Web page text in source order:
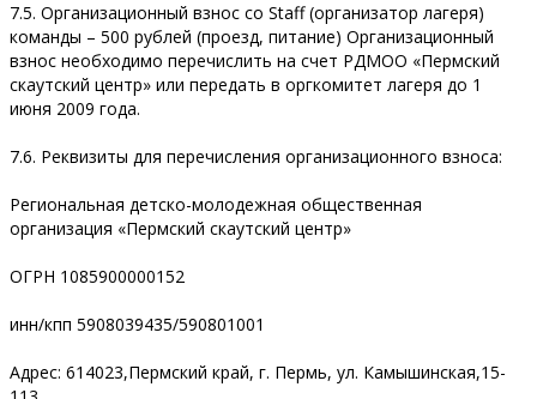
7.5. Организационный взнос со Staff (организатор лагеря)
команды – 500 рублей (проезд, питание) Организационный
взнос необходимо перечислить на счет РДМОО «Пермский
скаутский центр» или передать в оргкомитет лагеря до 1
июня 2009 года.
7.6. Реквизиты для перечисления организационного взноса:
Региональная детско-молодежная общественная
организация «Пермский скаутский центр»
ОГРН 1085900000152
инн/кпп 5908039435/590801001
Адрес: 614023,Пермский край, г. Пермь, ул. Камышинская,15-